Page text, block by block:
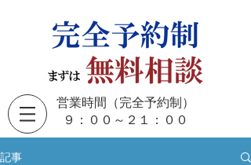
営業時間（完全予約制）
​９：００～２１：００
記事